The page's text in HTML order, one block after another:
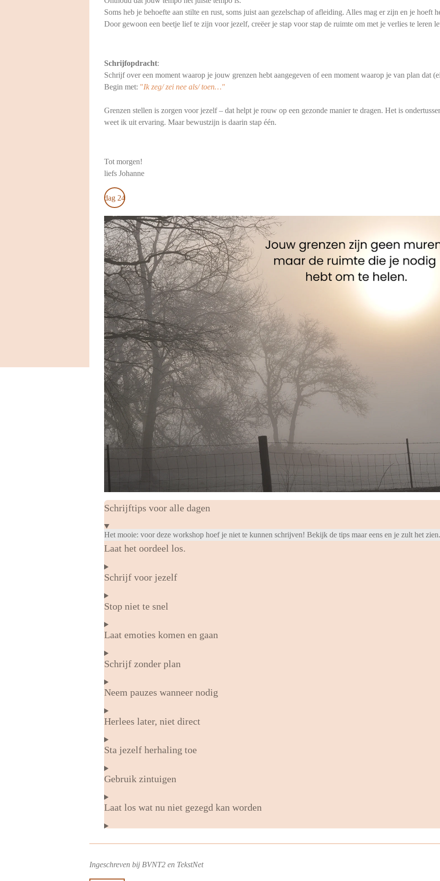
Soms heb je behoefte aan stilte en rust, soms juist aan gezelschap of afleiding. Alles mag er zijn en je hoeft
Door gewoon een beetje lief te zijn voor jezelf, creëer je stap voor stap de ruimte om met je verlies te leren
Schrijfopdracht:
Schrijf over een moment waarop je jouw grenzen hebt aangegeven of een moment waarop je van plan dat
Begin met: "Ik zeg/ zei nee als/ toen…"
Grenzen stellen is zorgen voor jezelf – dat helpt je rouw op een gezonde manier te dragen. Het is
weet ik uit ervaring. Maar bewustzijn is daarin stap één.
Tot morgen!
liefs Johanne
dag 24
Schrijftips voor alle dagen
Het mooie: voor deze workshop hoef je niet te kunnen schrijven! Bekijk de tips maar eens en je zult het zien.
Laat het oordeel los.
Schrijf voor jezelf
Stop niet te snel
Laat emoties komen en gaan
Schrijf zonder plan
Neem pauzes wanneer nodig
Herlees later, niet direct
Sta jezelf herhaling toe
Gebruik zintuigen
Laat los wat nu niet gezegd kan worden
Ingeschreven bij BVNT2 en TekstNet